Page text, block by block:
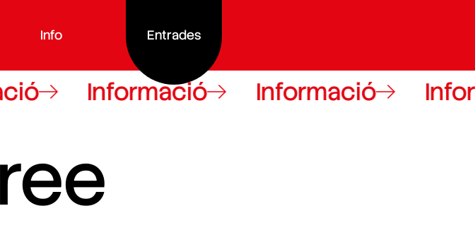
Info Entrades
Informació Informació